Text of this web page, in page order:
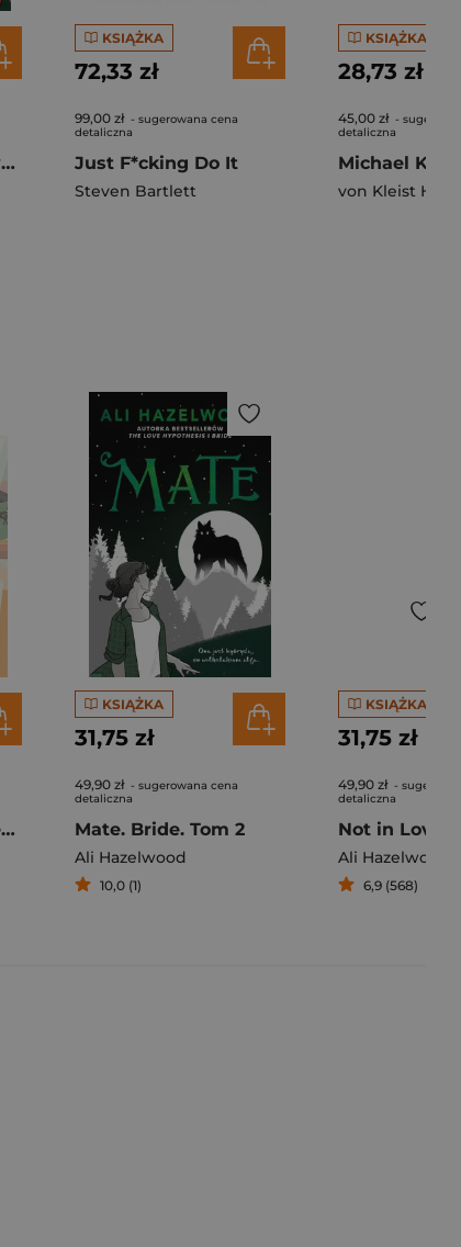
Rozważna i romantyczna
KSIĄŻKA
72,33 zł
99,00 zł - sugerowana cena
detaliczna
Just F*cking Do It
Steven Bartlett
KSIĄŻKA
28,73 zł
45,00 zł -
detaliczna
Michael
von Kleist
Problematic Summer Romance
KSIĄŻKA
31,75 zł
49,90 zł - sugerowana cena
detaliczna
Mate. Bride. Tom 2
Ali Hazelwood
10,0 (1)
KSIĄŻKA
31,75 zł
49,90 zł -
detaliczna
Ali Hazelwood
6,9 (568)